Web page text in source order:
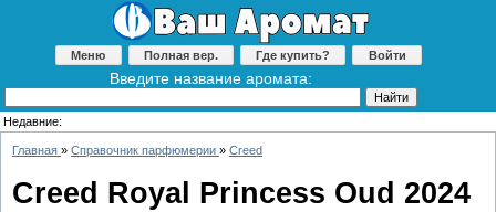
Меню Полная вер. Где купить? Войти
Введите название аромата:
Недавние:
Главная » Справочник парфюмерии » Creed
Creed Royal Princess Oud 2024